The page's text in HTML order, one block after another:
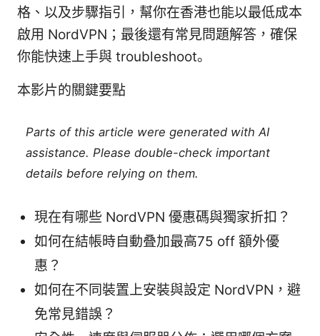
格、以及步驟指引，幫你在香港也能以最低成本
啟用 NordVPN；最後還有常見問題解答，確保
你能快速上手與 troubleshoot。
本影片的關鍵要點
Parts of this article were generated with AI
assistance. Please double-check important
details before relying on them.
現在有哪些 NordVPN 優惠碼與獨家折扣？
如何在結帳時自動叠加最高75 off 額外優
惠？
如何在不同裝置上安裝與設定 NordVPN，避
免常見錯誤？